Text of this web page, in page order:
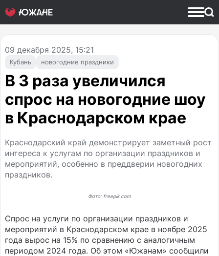
Кубань новогодние праздники
09 декабря 2025, 15:21
В 3 раза увеличился
спрос на новогодние шоу
в Краснодарском крае
Краснодарский край демонстрирует заметный рост
интереса к услугам по организации праздников и
мероприятий, особенно в преддверии новогодних
праздников.
Фото: freepik.com
Спрос на услуги по организации праздников и
мероприятий в Краснодарском крае в ноябре 2025
года вырос на 15% по сравнению с аналогичным
периодом 2024 года. Об этом «Южанам» сообщили